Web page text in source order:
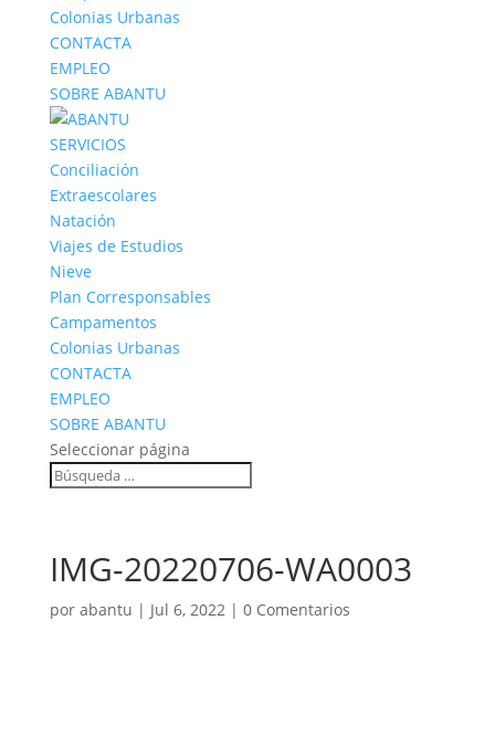
Colonias Urbanas
CONTACTA
EMPLEO
SOBRE ABANTU
SERVICIOS
Conciliación
Extraescolares
Natación
Viajes de Estudios
Nieve
Plan Corresponsables
Campamentos
Colonias Urbanas
CONTACTA
EMPLEO
SOBRE ABANTU
Seleccionar página
IMG-20220706-WA0003
por abantu | Jul 6, 2022| 0 Comentarios